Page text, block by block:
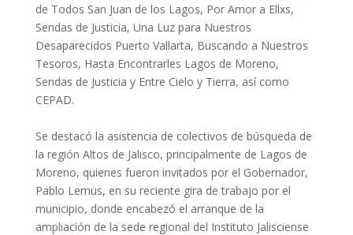
de Todos San Juan de los Lagos, Por Amor a Ellxs,
Sendas de Justicia, Una Luz para Nuestros
Desaparecidos Puerto Vallarta, Buscando a Nuestros
Tesoros, Hasta Encontrarles Lagos de Moreno,
Sendas de Justicia y Entre Cielo y Tierra, así como
CEPAD.
Se destacó la asistencia de colectivos de búsqueda de
la región Altos de Jalisco, principalmente de Lagos de
Moreno, quienes fueron invitados por el Gobernador,
Pablo Lemus, en su reciente gira de trabajo por el
municipio, donde encabezó el arranque de la
ampliación de la sede regional del Instituto Jalisciense